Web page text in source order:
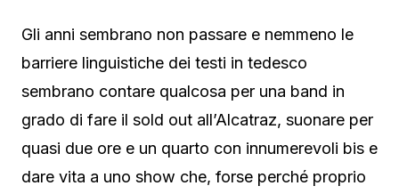
Gli anni sembrano non passare e nemmeno le
barriere linguistiche dei testi in tedesco
sembrano contare qualcosa per una band in
grado di fare il sold out all’Alcatraz, suonare per
quasi due ore e un quarto con innumerevoli bis e
dare vita a uno show che, forse perché proprio